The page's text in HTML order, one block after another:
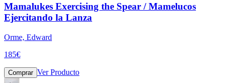
Mamalukes Exercising the Spear / Mamelucos
Ejercitando la Lanza
Orme, Edward
185€
Comprar Ver Producto